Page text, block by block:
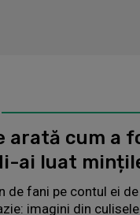
arată cum a
ai luat
de fani pe contul ei
imagini din